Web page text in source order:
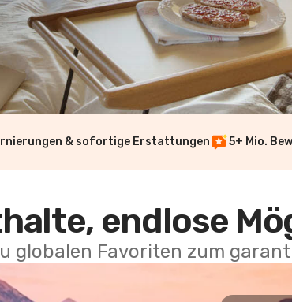
& sofortige Erstattungen 5+ Mio.
endlose
globalen Favoriten zum